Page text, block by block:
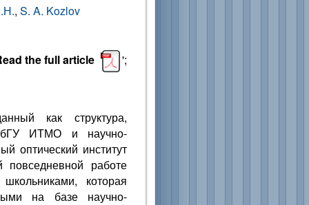
, S. A. Kozlov
the full article ';
как структура,
ИТМО и научно-
оптический институт
работе
которая
на базе научно-